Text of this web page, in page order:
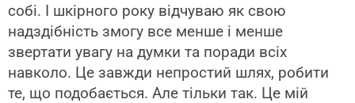
собі. І шкірного року відчуваю як свою
надздібність змогу все менше і менше
звертати увагу на думки та поради всіх
навколо. Це завжди непростий шлях, робити
те, що подобається. Але тільки так. Це мій